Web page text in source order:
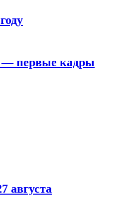
— первые кадры
августа